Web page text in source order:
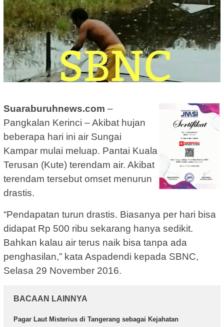
Suaraburuhnews.com –
Pangkalan Kerinci – Akibat hujan
beberapa hari ini air Sungai
Kampar mulai meluap. Pantai Kuala
Terusan (Kute) terendam air. Akibat
terendam tersebut omset menurun
drastis.
“Pendapatan turun drastis. Biasanya per hari bisa
didapat Rp 500 ribu sekarang hanya sedikit.
Bahkan kalau air terus naik bisa tanpa ada
penghasilan,” kata Aspadendi kepada SBNC,
Selasa 29 November 2016.
BACAAN LAINNYA
Pagar Laut Misterius di Tangerang sebagai Kejahatan